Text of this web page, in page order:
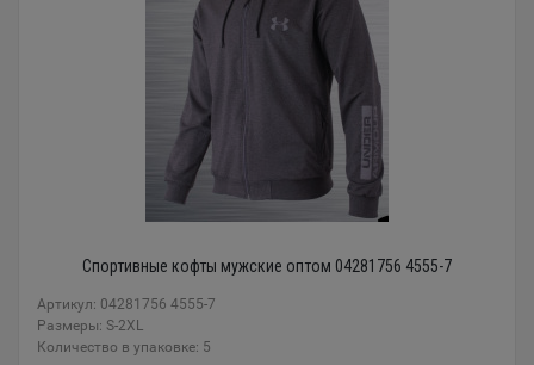
Спортивные кофты мужские оптом 04281756 4555-7
Артикул: 04281756 4555-7
Размеры: S-2XL
Количество в упаковке: 5